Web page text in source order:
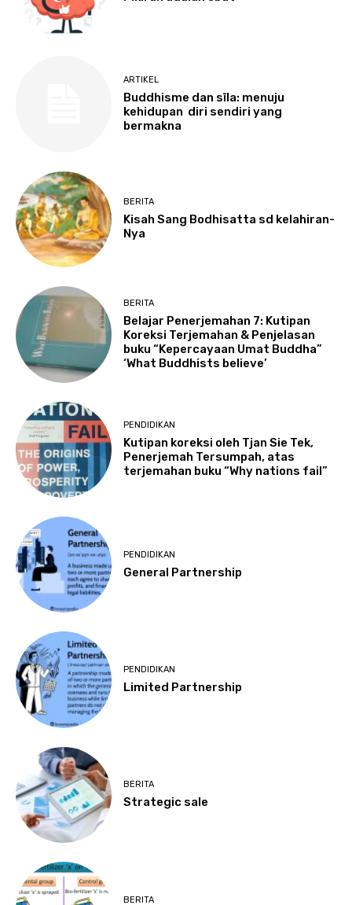
ARTIKEL
Buddhisme dan sīla: menuju
kehidupan diri sendiri yang
bermakna
BERITA
Kisah Sang Bodhisatta sd kelahiran-
Nya
BERITA
Belajar Penerjemahan 7: Kutipan
Koreksi Terjemahan & Penjelasan
buku “Kepercayaan Umat Buddha”
‘What Buddhists believe’
PENDIDIKAN
Kutipan koreksi oleh Tjan Sie Tek,
Penerjemah Tersumpah, atas
terjemahan buku “Why nations fail”
PENDIDIKAN
General Partnership
PENDIDIKAN
Limited Partnership
BERITA
Strategic sale
BERITA